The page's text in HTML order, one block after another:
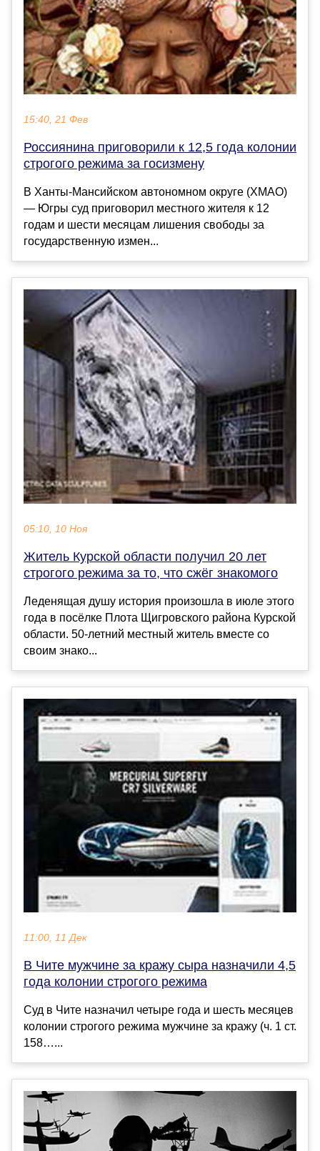
15:40, 21 Фев
Россиянина приговорили к 12,5 года колонии
строгого режима за госизмену
В Ханты-Мансийском автономном округе (ХМАО)
— Югры суд приговорил местного жителя к 12
годам и шести месяцам лишения свободы за
государственную измен...
05:10, 10 Ноя
Житель Курской области получил 20 лет
строгого режима за то, что сжёг знакомого
Леденящая душу история произошла в июле этого
года в посёлке Плота Щигровского района Курской
области. 50-летний местный житель вместе со
своим знако...
11:00, 11 Дек
В Чите мужчине за кражу сыра назначили 4,5
года колонии строгого режима
Суд в Чите назначил четыре года и шесть месяцев
колонии строгого режима мужчине за кражу (ч. 1 ст.
158…...